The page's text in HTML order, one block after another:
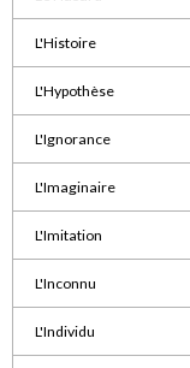
L'Histoire
L'Hypothèse
L'Ignorance
L'Imaginaire
L'Imitation
L'Inconnu
L'Individu